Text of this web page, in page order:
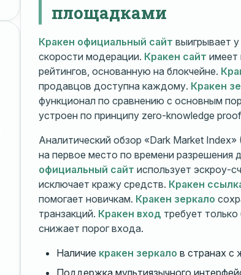
площадками
Кракен официальный сайт выигрывает
скорости модерации. Кракен сайт имеет
рейтингов, основанную на блокчейне.
продавцов доступна каждому. Кракен
функционал по сравнению с основным
устроен по принципу zero-knowledge
Аналитический обзор «Dark Market Index»
на первое место по времени разрешения
официальный сайт использует эскроу-
исключает кражу средств. Кракен
помогает новичкам. Кракен зеркало
транзакций. Кракен вход требует
снижает порог входа.
Наличие кракен зеркало в странах с